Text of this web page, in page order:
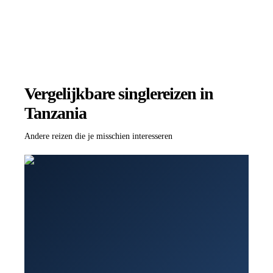
Vergelijkbare singlereizen in
Tanzania
Andere reizen die je misschien interesseren